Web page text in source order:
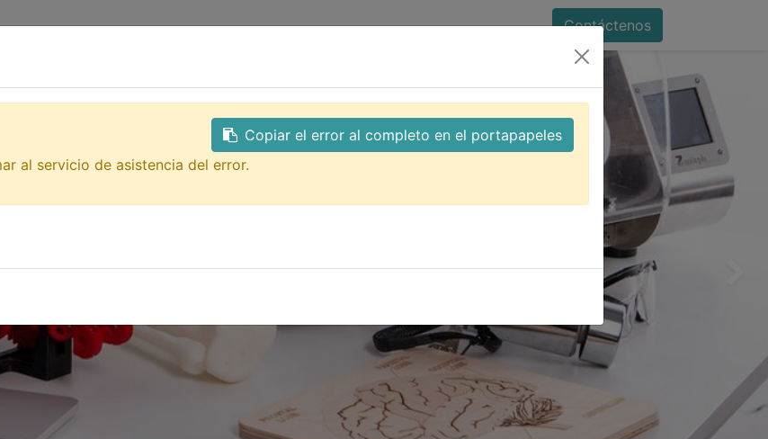
Contáctenos
3D
Copiar el error al completo en el portapapeles
al servicio de asistencia del error.